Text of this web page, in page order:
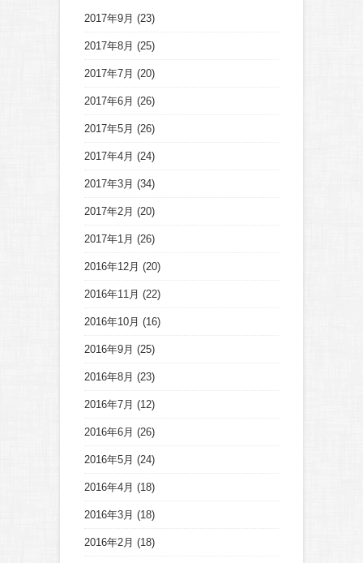
2017年9月 (23)
2017年8月 (25)
2017年7月 (20)
2017年6月 (26)
2017年5月 (26)
2017年4月 (24)
2017年3月 (34)
2017年2月 (20)
2017年1月 (26)
2016年12月 (20)
2016年11月 (22)
2016年10月 (16)
2016年9月 (25)
2016年8月 (23)
2016年7月 (12)
2016年6月 (26)
2016年5月 (24)
2016年4月 (18)
2016年3月 (18)
2016年2月 (18)